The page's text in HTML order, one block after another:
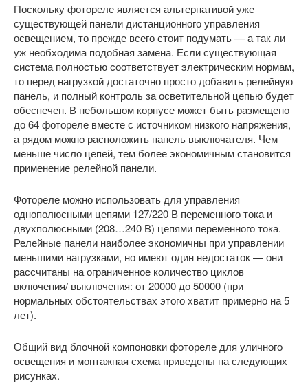
Поскольку фотореле является альтернативой уже
существующей панели дистанционного управления
освещением, то прежде всего стоит подумать — а так ли
уж необходима подобная замена. Если существующая
система полностью соответствует электрическим нормам,
то перед нагрузкой достаточно просто добавить релейную
панель, и полный контроль за осветительной цепью будет
обеспечен. В небольшом корпусе может быть размещено
до 64 фотореле вместе с источником низкого напряжения,
а рядом можно расположить панель выключателя. Чем
меньше число цепей, тем более экономичным становится
применение релейной панели.
Фотореле можно использовать для управления
однополюсными цепями 127/220 В переменного тока и
двухполюсными (208…240 В) цепями переменного тока.
Релейные панели наиболее экономичны при управлении
меньшими нагрузками, но имеют один недостаток — они
рассчитаны на ограниченное количество циклов
включения/ выключения: от 20000 до 50000 (при
нормальных обстоятельствах этого хватит примерно на 5
лет).
Общий вид блочной компоновки фотореле для уличного
освещения и монтажная схема приведены на следующих
рисунках.